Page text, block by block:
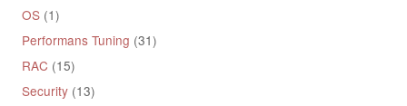
OS(1)
Performans Tuning (31)
RAC (15)
Security(13)